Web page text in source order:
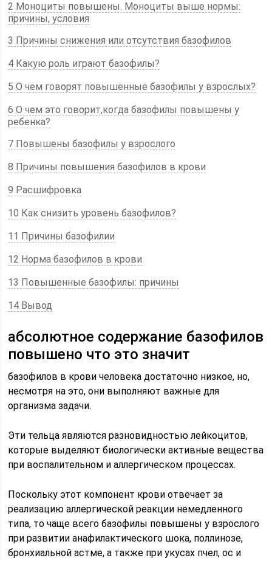
2 Моноциты повышены. Моноциты выше нормы:
причины, условия
3 Причины снижения или отсутствия базофилов
4 Какую роль играют базофилы?
5 О чем говорят повышенные базофилы у взрослых?
6 О чем это говорит,когда базофилы повышены у
ребенка?
7 Повышены базофилы у взрослого
8 Причины повышения базофилов в крови
9 Расшифровка
10 Как снизить уровень базофилов?
11 Причины базофилии
12 Норма базофилов в крови
13 Повышенные базофилы: причины
14 Вывод
абсолютное содержание базофилов
повышено что это значит
базофилов в крови человека достаточно низкое, но,
несмотря на это, они выполняют важные для
организма задачи.
Эти тельца являются разновидностью лейкоцитов,
которые выделяют биологически активные вещества
при воспалительном и аллергическом процессах.
Поскольку этот компонент крови отвечает за
реализацию аллергической реакции немедленного
типа, то чаще всего базофилы повышены у взрослого
при развитии анафилактического шока, поллинозе,
бронхиальной астме, а также при укусах пчел, ос и